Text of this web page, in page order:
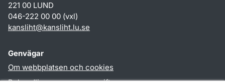
221 00 LUND
046-222 00 00 (vxl)
kansliht@kansliht.lu.se
Genvägar
Om webbplatsen och cookies